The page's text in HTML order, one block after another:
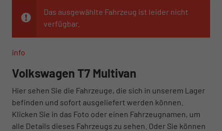
Das ausgewählte Fahrzeug ist leider nicht
verfügbar.
info
Volkswagen T7 Multivan
Hier sehen Sie die Fahrzeuge, die sich in unserem Lager
befinden und sofort ausgeliefert werden können.
Klicken Sie in das Foto oder einen Fahrzeugnamen, um
alle Details dieses Fahrzeugs zu sehen. Oder Sie können